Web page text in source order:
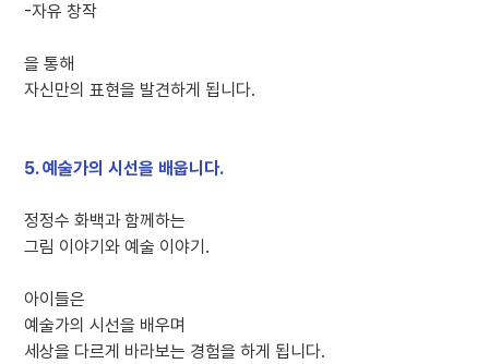
-자유 창작
을 통해
자신만의 표현을 발견하게 됩니다.
5. 예술가의 시선을 배웁니다.
정정수 화백과 함께하는
그림 이야기와 예술 이야기.
아이들은
예술가의 시선을 배우며
세상을 다르게 바라보는 경험을 하게 됩니다.